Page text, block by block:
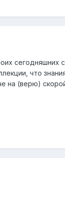
что
(верю)